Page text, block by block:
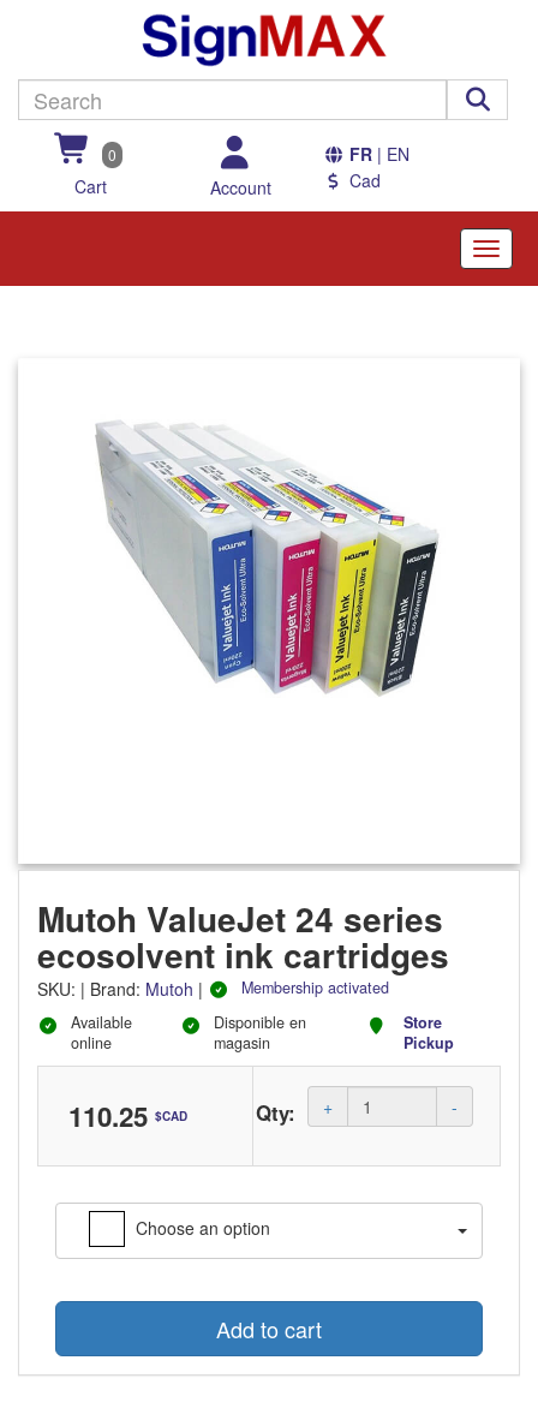
0
Cart Account
FR| EN
Cad
Toggle
Mutoh ValueJet 24 series
ecosolvent ink cartridges
SKU: | Brand: Mutoh |
Membership activated
Available
online
Disponible en
magasin
Store
Pickup
110.25 $CAD Qty:
(in
+ -
Choose an option
Add to cart